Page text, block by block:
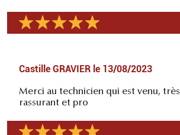
Castille GRAVIER le 13/08/2023
Merci au technicien qui est venu, très
rassurant et pro